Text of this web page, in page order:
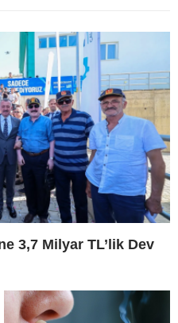
3,7 Milyar TL’lik Dev